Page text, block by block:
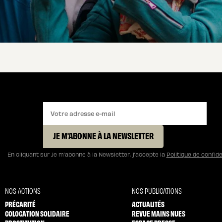
JE M'ABONNE À LA NEWSLETTER
En cliquant sur Je m’abonne à la Newsletter, j’accepte la Politique de
NOS ACTIONS
PRÉCARITÉ
COLOCATION SOLIDAIRE
NOS PUBLICATIONS
ACTUALITÉS
REVUE MAINS NUES